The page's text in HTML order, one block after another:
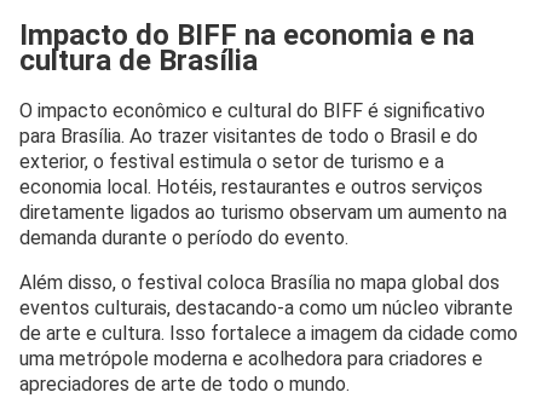
Impacto do BIFF na economia e na
cultura de Brasília
O impacto econômico e cultural do BIFF é significativo
para Brasília. Ao trazer visitantes de todo o Brasil e do
exterior, o festival estimula o setor de turismo e a
economia local. Hotéis, restaurantes e outros serviços
diretamente ligados ao turismo observam um aumento na
demanda durante o período do evento.
Além disso, o festival coloca Brasília no mapa global dos
eventos culturais, destacando-a como um núcleo vibrante
de arte e cultura. Isso fortalece a imagem da cidade como
uma metrópole moderna e acolhedora para criadores e
apreciadores de arte de todo o mundo.